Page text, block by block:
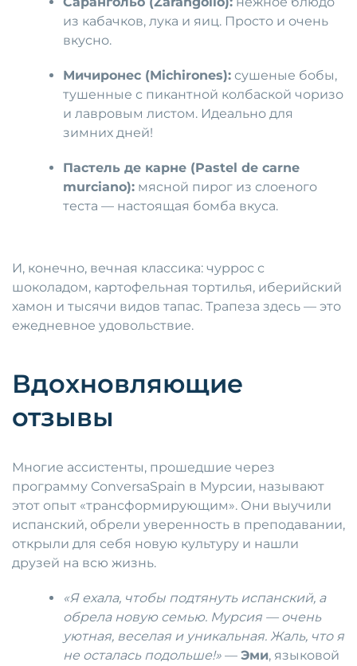
из кабачков, лука и яиц. Просто и очень
вкусно.
Мичиронес (Michirones): сушеные бобы,
тушенные с пикантной колбаской чоризо
и лавровым листом. Идеально для
зимних дней!
Пастель де карне (Pastel de carne
murciano): мясной пирог из слоеного
теста — настоящая бомба вкуса.
И, конечно, вечная классика: чуррос с
шоколадом, картофельная тортилья, иберийский
хамон и тысячи видов тапас. Трапеза здесь — это
ежедневное удовольствие.
Вдохновляющие
отзывы
Многие ассистенты, прошедшие через
программу ConversaSpain в Мурсии, называют
этот опыт «трансформирующим». Они выучили
испанский, обрели уверенность в преподавании,
открыли для себя новую культуру и нашли
друзей на всю жизнь.
«Я ехала, чтобы подтянуть испанский, а
обрела новую семью. Мурсия — очень
уютная, веселая и уникальная. Жаль, что я
не осталась подольше!» —Эми, языковой